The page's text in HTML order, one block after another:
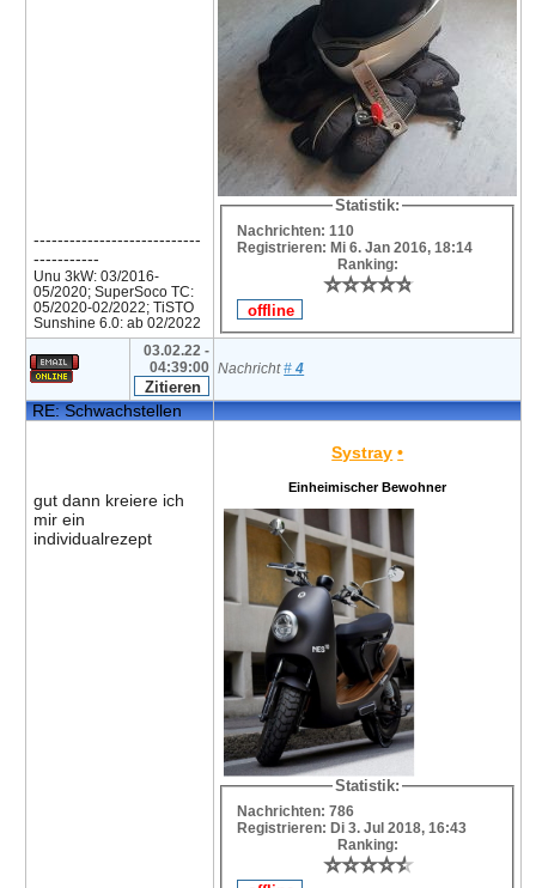
----------------------------
-----------
Unu 3kW: 03/2016-
05/2020; SuperSoco TC:
05/2020-02/2022; TiSTO
Sunshine 6.0: ab 02/2022
Statistik:
Nachrichten: 110
Registrieren: Mi 6. Jan 2016, 18:14
Ranking:
⭐⭐⭐⭐⭐
⭐⭐⭐⭐⭐
03.02.22 -
04:39:00 Nachricht#4
RE: Schwachstellen
gut dann kreiere ich
mir ein
individualrezept
Systray •
Einheimischer Bewohner
Statistik:
Nachrichten: 786
Registrieren: Di 3. Jul 2018, 16:43
Ranking:
⭐⭐⭐⭐⭐
⭐⭐⭐⭐⭐